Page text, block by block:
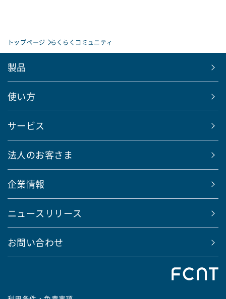
トップページ らくらくコミュニティ
製品
使い方
サービス
法人のお客さま
企業情報
ニュースリリース
お問い合わせ